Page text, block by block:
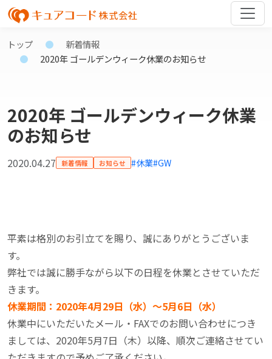
トップ
新着情報
2020年 ゴールデンウィーク休業のお知らせ
2020年 ゴールデンウィーク休業
のお知らせ
2020.04.27 新着情報 お知らせ #休業#GW
平素は格別のお引立てを賜り、誠にありがとうございま
す。
弊社では誠に勝手ながら以下の日程を休業とさせていただ
きます。
休業期間：2020年4月29日（水）～5月6日（水）
休業中にいただいたメール・FAXでのお問い合わせにつき
ましては、2020年5月7日（木）以降、順次ご連絡させてい